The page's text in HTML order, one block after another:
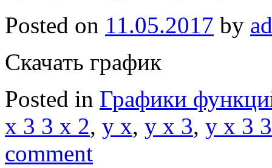
Posted on 11.05.2017 by
Скачать график
Posted in Графики
x 3 3 x 2, y x, y x 3, y x 3 3
comment